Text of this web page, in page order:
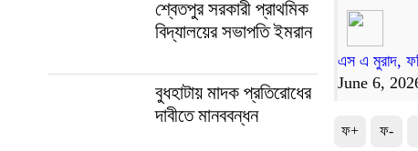
শ্বেতপুর সরকারী প্রাথমিক
বিদ্যালয়ের সভাপতি ইমরান
বুধহাটায় মাদক প্রতিরোধের
দাবীতে মানববন্ধন
এস এ মুরাদ,
June 6,
ফ+ ফ-